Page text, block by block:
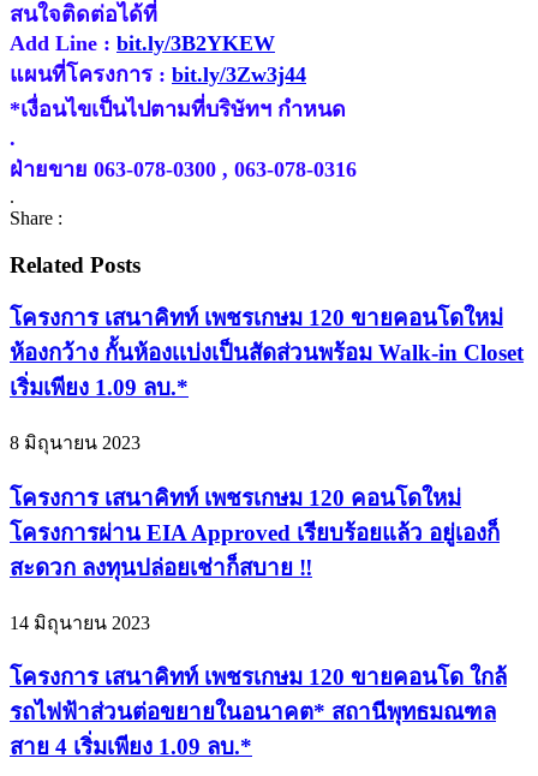
สนใจติดต่อได้ที่
Add Line : bit.ly/3B2YKEW
แผนที่โครงการ : bit.ly/3Zw3j44
*เงื่อนไขเป็นไปตามที่บริษัทฯ กำหนด
.
ฝ่ายขาย 063-078-0300 , 063-078-0316
.
Share :
Related Posts
โครงการ เสนาคิทท์ เพชรเกษม 120 ขายคอนโดใหม่
ห้องกว้าง กั้นห้องเเบ่งเป็นสัดส่วนพร้อม Walk-in Closet
เริ่มเพียง 1.09 ลบ.*
8 มิถุนายน 2023
โครงการ เสนาคิทท์ เพชรเกษม 120 คอนโดใหม่
โครงการผ่าน EIA Approved เรียบร้อยแล้ว อยู่เองก็
สะดวก ลงทุนปล่อยเช่าก็สบาย ‼
14 มิถุนายน 2023
โครงการ เสนาคิทท์ เพชรเกษม 120 ขายคอนโด ใกล้
รถไฟฟ้าส่วนต่อขยายในอนาคต* สถานีพุทธมณฑล
สาย 4 เริ่มเพียง 1.09 ลบ.*